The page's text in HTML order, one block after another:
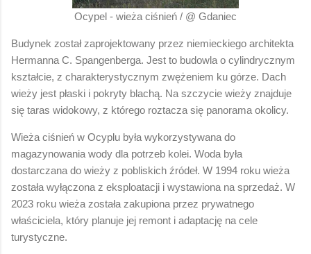
Ocypel - wieża ciśnień / @ Gdaniec
Budynek został zaprojektowany przez niemieckiego architekta
Hermanna C. Spangenberga. Jest to budowla o cylindrycznym
kształcie, z charakterystycznym zwężeniem ku górze. Dach
wieży jest płaski i pokryty blachą. Na szczycie wieży znajduje
się taras widokowy, z którego roztacza się panorama okolicy.
Wieża ciśnień w Ocyplu była wykorzystywana do
magazynowania wody dla potrzeb kolei. Woda była
dostarczana do wieży z pobliskich źródeł. W 1994 roku wieża
została wyłączona z eksploatacji i wystawiona na sprzedaż. W
2023 roku wieża została zakupiona przez prywatnego
właściciela, który planuje jej remont i adaptację na cele
turystyczne.